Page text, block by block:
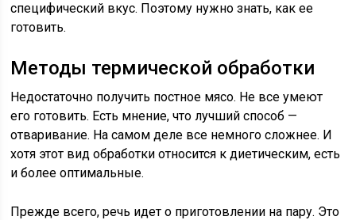
специфический вкус. Поэтому нужно знать, как ее
готовить.
Методы термической обработки
Недостаточно получить постное мясо. Не все умеют
его готовить. Есть мнение, что лучший способ —
отваривание. На самом деле все немного сложнее. И
хотя этот вид обработки относится к диетическим, есть
и более оптимальные.
Прежде всего, речь идет о приготовлении на пару. Это